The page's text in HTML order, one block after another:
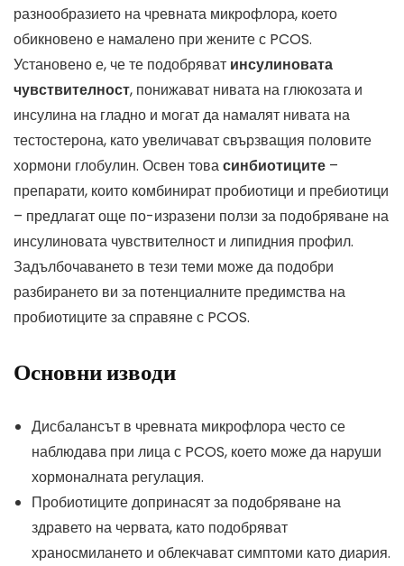
разнообразието на чревната микрофлора, което
обикновено е намалено при жените с PCOS.
Установено е, че те подобряват инсулиновата
чувствителност, понижават нивата на глюкозата и
инсулина на гладно и могат да намалят нивата на
тестостерона, като увеличават свързващия половите
хормони глобулин. Освен товасинбиотиците –
препарати, които комбинират пробиотици и пребиотици
– предлагат още по-изразени ползи за подобряване на
инсулиновата чувствителност и липидния профил.
Задълбочаването в тези теми може да подобри
разбирането ви за потенциалните предимства на
пробиотиците за справяне с PCOS.
Основни изводи
Дисбалансът в чревната микрофлора често се
наблюдава при лица с PCOS, което може да наруши
хормоналната регулация.
Пробиотиците допринасят за подобряване на
здравето на червата, като подобряват
храносмилането и облекчават симптоми като диария.